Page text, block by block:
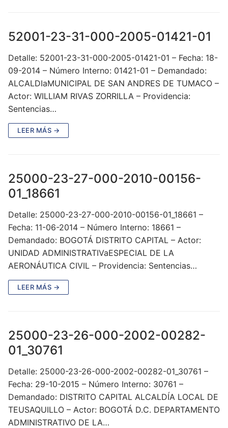
52001-23-31-000-2005-01421-01
Detalle: 52001-23-31-000-2005-01421-01 – Fecha: 18-
09-2014 – Número Interno: 01421-01 – Demandado:
ALCALDIaMUNICIPAL DE SAN ANDRES DE TUMACO –
Actor: WILLIAM RIVAS ZORRILLA – Providencia:
Sentencias…
LEER MÁS →
25000-23-27-000-2010-00156-
01_18661
Detalle: 25000-23-27-000-2010-00156-01_18661 –
Fecha: 11-06-2014 – Número Interno: 18661 –
Demandado: BOGOTÁ DISTRITO CAPITAL – Actor:
UNIDAD ADMINISTRATIVaESPECIAL DE LA
AERONÁUTICA CIVIL – Providencia: Sentencias…
LEER MÁS →
25000-23-26-000-2002-00282-
01_30761
Detalle: 25000-23-26-000-2002-00282-01_30761 –
Fecha: 29-10-2015 – Número Interno: 30761 –
Demandado: DISTRITO CAPITAL ALCALDÍA LOCAL DE
TEUSAQUILLO – Actor: BOGOTÁ D.C. DEPARTAMENTO
ADMINISTRATIVO DE LA…